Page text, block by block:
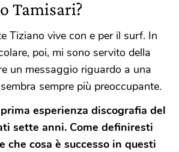
Tamisari?
Tiziano vive con e per il surf. In
poi, mi sono servito della
un messaggio riguardo a una
sempre più preoccupante.
esperienza discografia del
sette anni. Come definiresti
che cosa è successo in questi